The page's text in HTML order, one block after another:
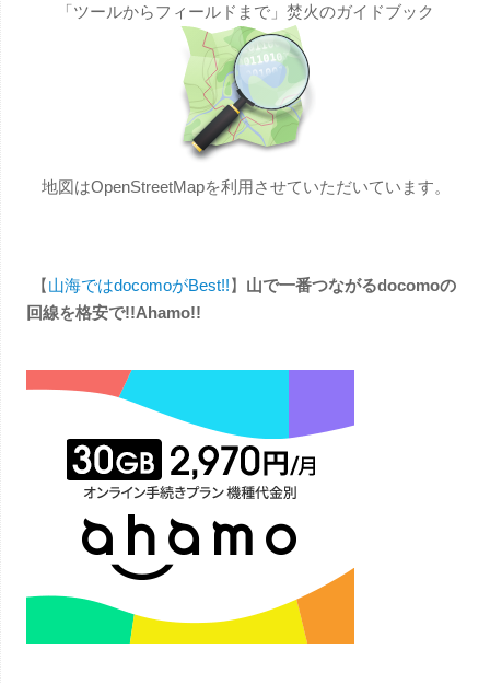
「ツールからフィールドまで」焚火のガイドブック
地図はOpenStreetMapを利用させていただいています。
【山海ではdocomoがBest!!】 山で一番つながるdocomoの
回線を格安で!!Ahamo!!